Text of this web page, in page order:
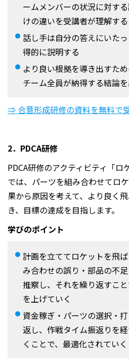
ームメンバーの状況に対す
けの違いを受講者が理解する
話し手は自分の答えにいた
得的に説明する
より良い根拠を導き出すため
チーム全員が納得する結論
⇒ 合意形成研修の資料を無料で
2．PDCA研修
PDCA研修のアクティビティ「ロ
では、パーツを組み合わせてロ
果から原因を考えて、より良く
き、目標の達成を目指します。
学びのポイント
計画を立ててロケットを飛
み合わせの誤り・部品の不
推察し、それを繰り返すこ
を上げていく
資金稼ぎ・パーツの選択・
返し、作戦タイム振返りを
くことで、最適化されていく